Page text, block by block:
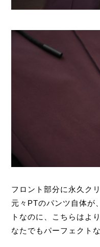
フロント部分に永久ク
元々PTのパンツ自体が
トなのに、こちらはよ
なたでもパーフェクト